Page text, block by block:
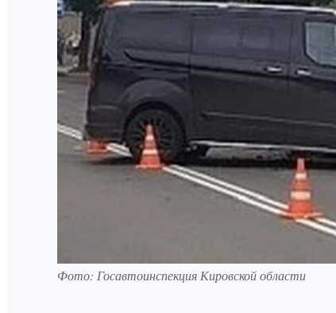
Фото: Госавтоинспекция Кировской области